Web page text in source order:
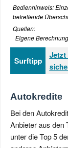
Bedienhinweis:
betreffende
Quellen:
Eigene
Surftipp
Jetzt
Autokredite
Bei den
Anbieter aus den
unter die Top 5